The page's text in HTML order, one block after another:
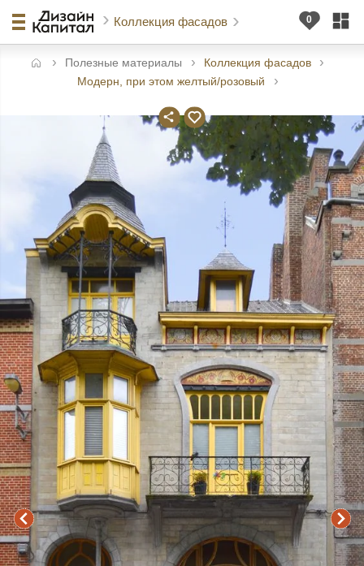
Коллекция фасадов
Полезные материалы
Коллекция фасадов
Модерн, при этом желтый/розовый